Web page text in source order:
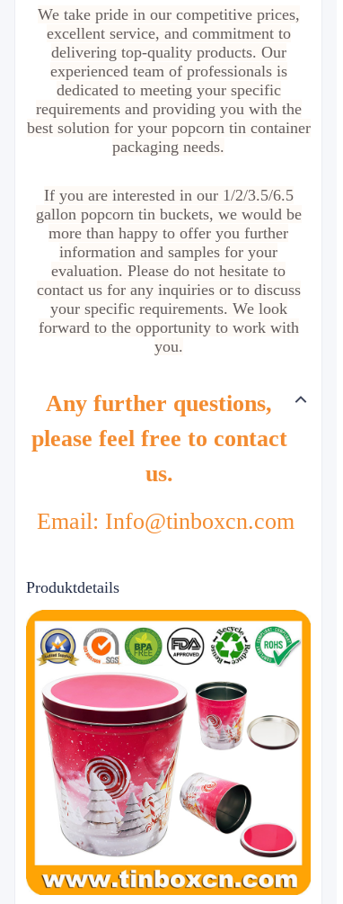
We take pride in our competitive prices,
excellent service, and commitment to
delivering top-quality products. Our
experienced team of professionals is
dedicated to meeting your specific
requirements and providing you with the
best solution for your popcorn tin container
packaging needs.
If you are interested in our 1/2/3.5/6.5
gallon popcorn tin buckets, we would be
more than happy to offer you further
information and samples for your
evaluation. Please do not hesitate to
contact us for any inquiries or to discuss
your specific requirements. We look
forward to the opportunity to work with
you.
Any further questions,
please feel free to contact
us.
Email: Info@tinboxcn.com
Produktdetails